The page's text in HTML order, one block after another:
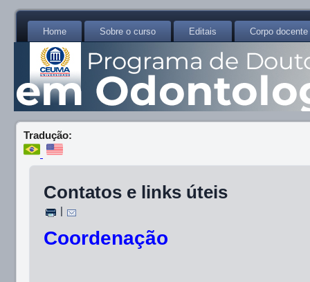
Home Sobre o curso Editais Corpo docente
Tradução:
Contatos e links úteis
Coordenação